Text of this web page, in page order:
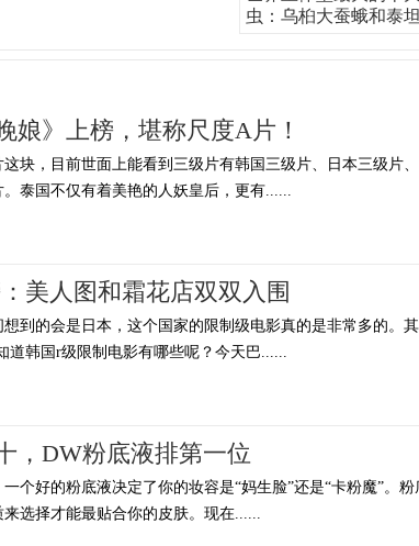
虫：乌桕大蚕蛾和泰
娘》上榜，堪称尺度A片！
块，目前世面上能看到三级片有韩国三级片、日本三级片
泰国不仅有着美艳的人妖皇后，更有......
美人图和霜花店双双入围
到的会是日本，这个国家的限制级电影真的是非常多的。
道韩国r级限制电影有哪些呢？今天巴......
，DW粉底液排第一位
个好的粉底液决定了你的妆容是“妈生脸”还是“卡粉魔”。粉
选择才能最贴合你的皮肤。现在......